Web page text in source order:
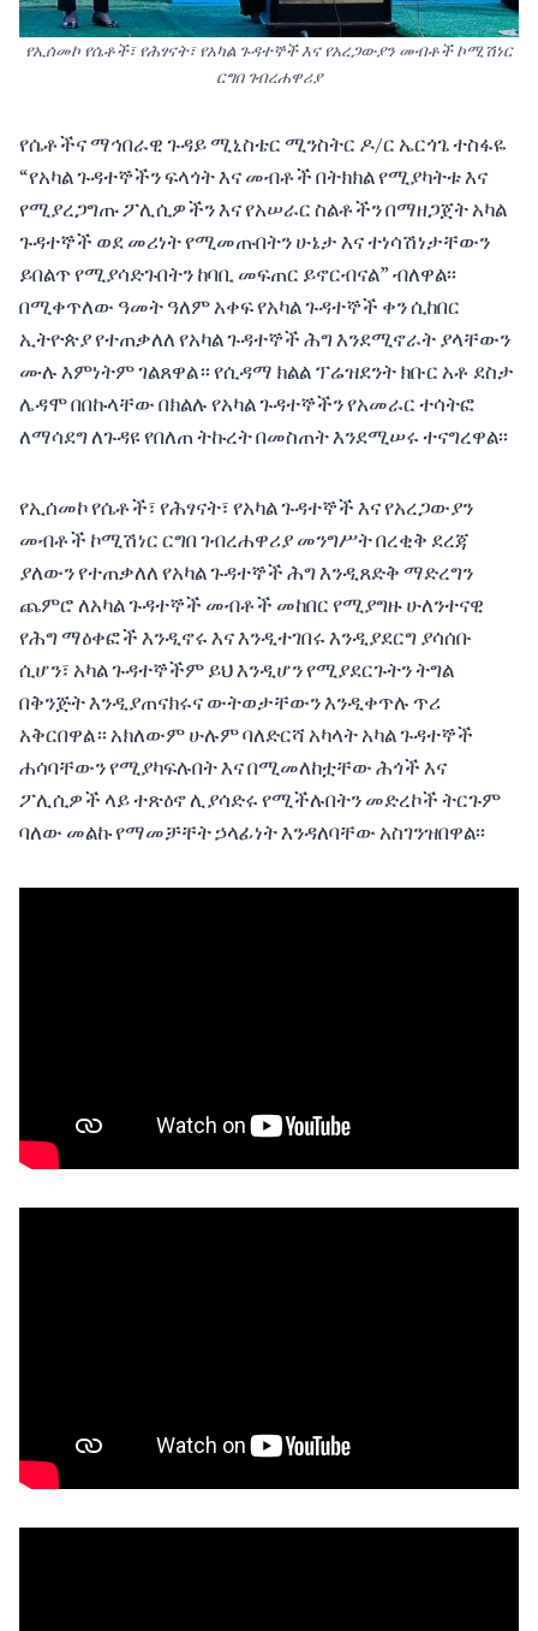
የኢሰመኮ የሴቶች፣ የሕፃናት፣ የአካል ጉዳተኞች እና የአረጋውያን መብቶች ኮሚሽነር
ርግበ ገብረሐዋሪያ
የሴቶችና ማኅበራዊ ጉዳይ ሚኒስቴር ሚንስትር ዶ/ር ኤርጎጌ ተስፋዬ
“የአካል ጉዳተኞችን ፍላጎት እና መብቶች በትክክል የሚያካትቱ እና
የሚያረጋግጡ ፖሊሲዎችን እና የአሠራር ስልቶችን በማዘጋጀት አካል
ጉዳተኞች ወደ መሪነት የሚመጡበትን ሁኔታ እና ተነሳሽነታቸውን
ይበልጥ የሚያሳድጉበትን ከባቢ መፍጠር ይኖርብናል” ብለዋል፡፡
በሚቀጥለው ዓመት ዓለም አቀፍ የአካል ጉዳተኞች ቀን ሲከበር
ኢትዮጵያ የተጠቃለለ የአካል ጉዳተኞች ሕግ እንደሚኖራት ያላቸውን
ሙሉ እምነትም ገልጸዋል። የሲዳማ ክልል ፕሬዝደንት ክቡር አቶ ደስታ
ሌዳሞ በበኩላቸው በክልሉ የአካል ጉዳተኞችን የአመራር ተሳትፎ
ለማሳደግ ለጉዳዩ የበለጠ ትኩረት በመስጠት እንደሚሠሩ ተናግረዋል፡፡
የኢሰመኮ የሴቶች፣ የሕፃናት፣ የአካል ጉዳተኞች እና የአረጋውያን
መብቶች ኮሚሽነር ርግበ ገብረሐዋሪያ መንግሥት በረቂቅ ደረጃ
ያለውን የተጠቃለለ የአካል ጉዳተኞች ሕግ እንዲጸድቅ ማድረግን
ጨምሮ ለአካል ጉዳተኞች መብቶች መከበር የሚያግዙ ሁለንተናዊ
የሕግ ማዕቀፎች እንዲኖሩ እና እንዲተገበሩ እንዲያደርግ ያሳሰቡ
ሲሆን፣ አካል ጉዳተኞችም ይህ እንዲሆን የሚያደርጉትን ትግል
በቅንጅት እንዲያጠናክሩና ውትወታቸውን እንዲቀጥሉ ጥሪ
አቅርበዋል። አክለውም ሁሉም ባለድርሻ አካላት አካል ጉዳተኞች
ሐሳባቸውን የሚያካፍሉበት እና በሚመለከቷቸው ሕጎች እና
ፖሊሲዎች ላይ ተጽዕኖ ሊያሳድሩ የሚችሉበትን መድረኮች ትርጉም
ባለው መልኩ የማመቻቸት ኃላፊነት እንዳለባቸው አስገንዝበዋል፡፡